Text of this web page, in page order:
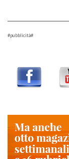
#pubblicità#